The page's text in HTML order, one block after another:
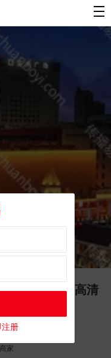
天轮灯光秀 高清
家
注册